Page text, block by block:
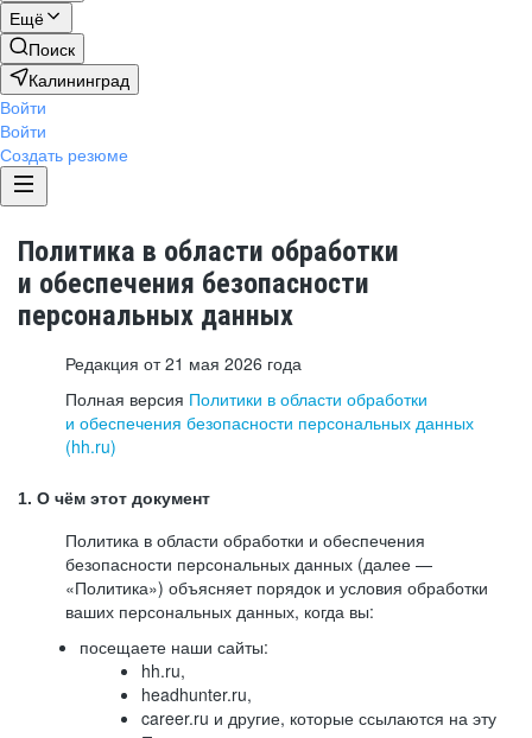
Ещё
Поиск
Калининград
Войти
Войти
Создать резюме
Политика в области обработки
и обеспечения безопасности
персональных данных
Редакция от 21 мая 2026 года
Полная версия Политики в области обработки
и обеспечения безопасности персональных данных
(hh.ru)
1. О чём этот документ
Политика в области обработки и обеспечения
безопасности персональных данных (далее —
«Политика») объясняет порядок и условия обработки
ваших персональных данных, когда вы:
посещаете наши сайты:
hh.ru,
headhunter.ru,
career.ru и другие, которые ссылаются на эту